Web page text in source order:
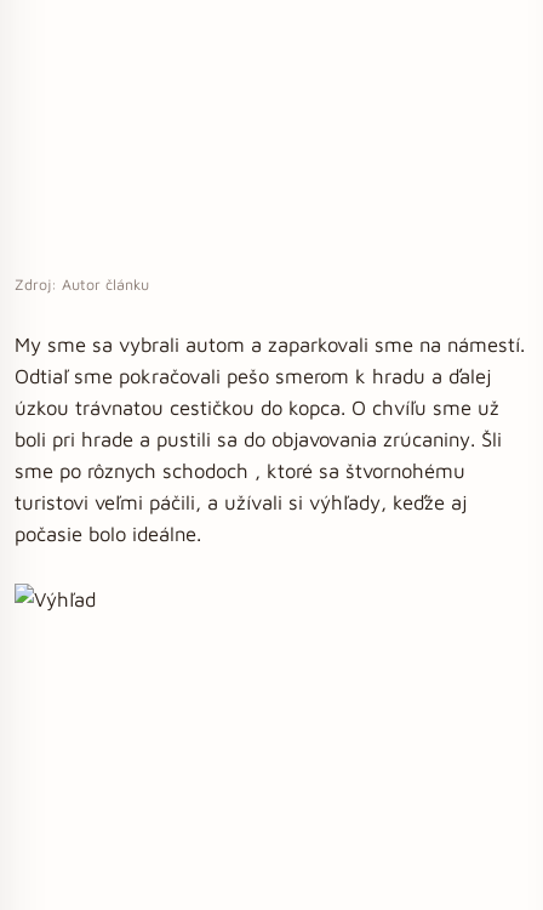
Zdroj: Autor článku
My sme sa vybrali autom a zaparkovali sme na námestí.
Odtiaľ sme pokračovali pešo smerom k hradu a ďalej
úzkou trávnatou cestičkou do kopca. O chvíľu sme už
boli pri hrade a pustili sa do objavovania zrúcaniny. Šli
sme po rôznych schodoch , ktoré sa štvornohému
turistovi veľmi páčili, a užívali si výhľady, keďže aj
počasie bolo ideálne.